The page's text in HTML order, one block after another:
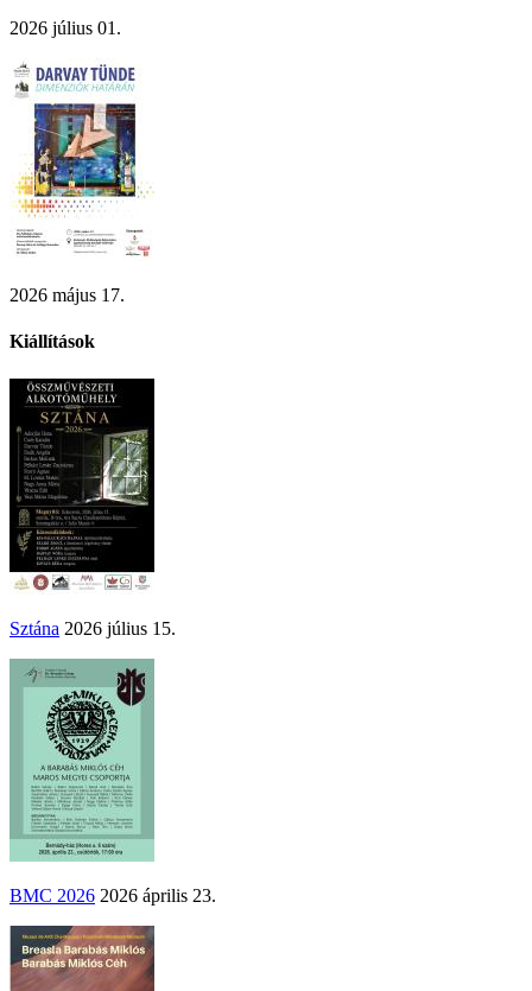
2026 július 01.
2026 május 17.
Kiállítások
Sztána 2026 július 15.
BMC 2026 2026 április 23.